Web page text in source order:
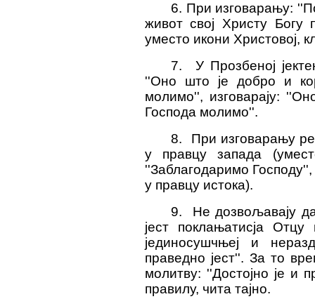
6. При изговарању:
живот свој Христу Богу
уместо икони Христовој,
7. У Прозбеној
''Оно што је добро и
молимо'', изговарају:
Господа молимо''.
8. При изговарању
у правцу запада
''Заблагодаримо
у правцу истока).
9. Не дозвољавају
јест поклањатисја
јединосушчњеј и
праведно јест''. За то
молитву: ''Достојно је и
правилу, чита тајно.